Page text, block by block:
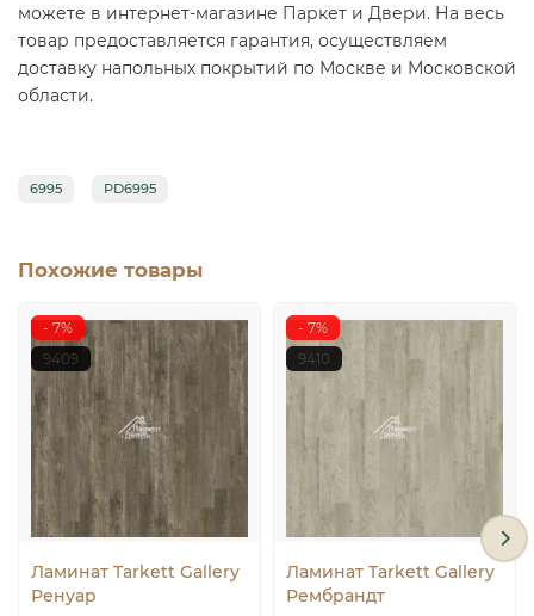
можете в интернет-магазине Паркет и Двери. На весь
товар предоставляется гарантия, осуществляем
доставку напольных покрытий по Москве и Московской
области.
6995 PD6995
Похожие товары
- 7%
9409
Ламинат Tarkett Gallery
Ренуар
- 7%
9410
Ламинат Tarkett Gallery
Рембрандт